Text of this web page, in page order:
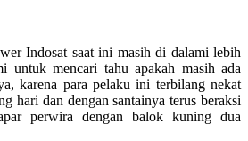
Indosat saat ini masih di dalami lebih
untuk mencari tahu apakah masih ada
karena para pelaku ini terbilang nekat
hari dan dengan santainya terus beraksi
perwira dengan balok kuning dua